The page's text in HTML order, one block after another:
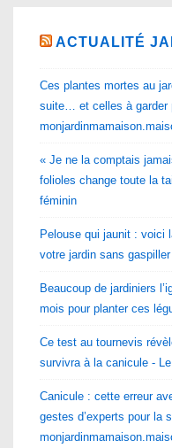
ACTUALITÉ
Ces plantes mortes au
suite… et celles à garder
« Je ne la comptais
folioles change toute la
féminin
Pelouse qui jaunit : voici
votre jardin sans
Beaucoup de jardiniers
mois pour planter ces
Ce test au tournevis
survivra à la canicule -
Canicule : cette erreur
gestes d’experts pour la